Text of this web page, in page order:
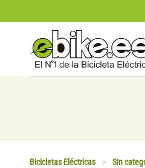
al
contenido
Bicicletas Eléctricas > Sin